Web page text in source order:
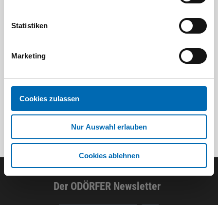
Statistiken
Marketing
Cookies zulassen
Nur Auswahl erlauben
Cookies ablehnen
SELFCLEAN Filtersack SC FIS-CT Bit-
Artikel-Nr.
Der ODÖRFER Newsletter